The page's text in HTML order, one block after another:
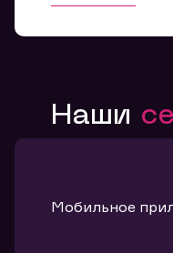
Наши
Мобильное